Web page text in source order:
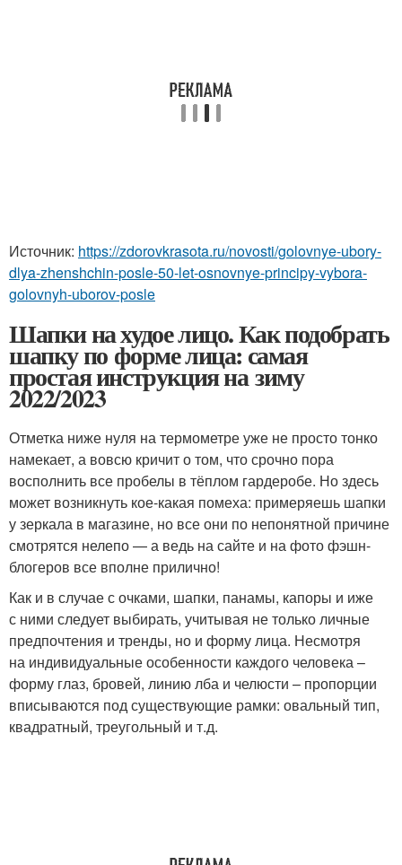
Источник: https://zdorovkrasota.ru/novosti/golovnye-ubory-
dlya-zhenshchin-posle-50-let-osnovnye-principy-vybora-
golovnyh-uborov-posle
Шапки на худое лицо. Как подобрать
шапку по форме лица: самая
простая инструкция на зиму
2022/2023
Отметка ниже нуля на термометре уже не просто тонко
намекает, а вовсю кричит о том, что срочно пора
восполнить все пробелы в тёплом гардеробе. Но здесь
может возникнуть кое-какая помеха: примеряешь шапки
у зеркала в магазине, но все они по непонятной причине
смотрятся нелепо — а ведь на сайте и на фото фэшн-
блогеров все вполне прилично!
Как и в случае с очками, шапки, панамы, капоры и иже
с ними следует выбирать, учитывая не только личные
предпочтения и тренды, но и форму лица. Несмотря
на индивидуальные особенности каждого человека –
форму глаз, бровей, линию лба и челюсти – пропорции
вписываются под существующие рамки: овальный тип,
квадратный, треугольный и т.д.